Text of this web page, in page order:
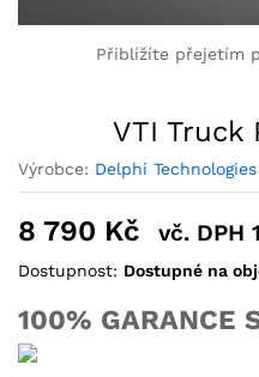
Přiblížíte přejetím
VTI Truck
Výrobce: Delphi Technologies
8 790 Kč vč. DPH
Dostupnost: Dostupné na
100% GARANCE